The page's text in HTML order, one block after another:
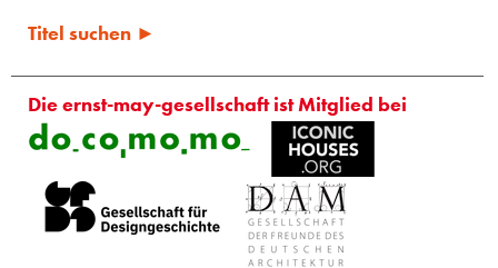
Titel suchen ►
Die ernst-may-gesellschaft ist Mitglied bei